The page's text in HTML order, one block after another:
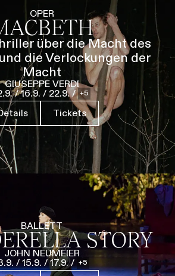
Jobs Kontakt
OPER
über die Macht des
die Verlockungen der
Macht
GIUSEPPE VERDI
/ 16.9. / 22.9. / 5
Tickets
BALLETT
STORY
JOHN NEUMEIER
/ 15.9. / 17.9. / 5